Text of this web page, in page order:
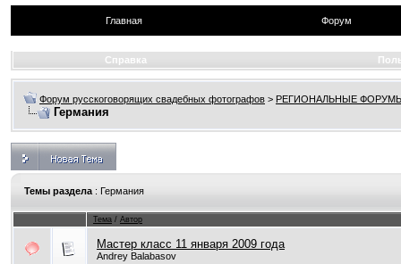
Главная Форум
Справка
Форум русскоговорящих свадебных фотографов > РЕГИОНАЛЬНЫЕ
Германия
Темы раздела : Германия
Тема / Автор
Мастер класс 11 января 2009 года
Andrey Balabasov